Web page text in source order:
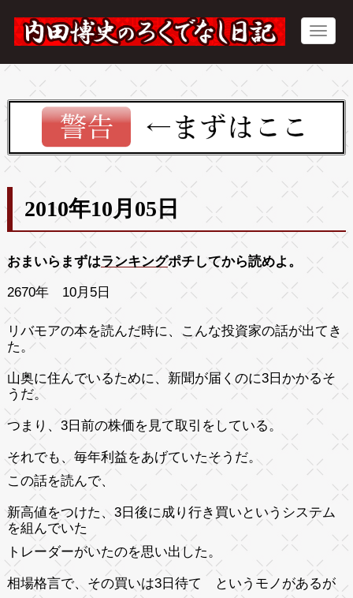
2010年10月05日
おまいらまずはランキングポチしてから読めよ。
2670年 10月5日
リバモアの本を読んだ時に、こんな投資家の話が出てき
た。
山奥に住んでいるために、新聞が届くのに3日かかるそ
うだ。
つまり、3日前の株価を見て取引をしている。
それでも、毎年利益をあげていたそうだ。
この話を読んで、
新高値をつけた、3日後に成り行き買いというシステム
を組んでいた
トレーダーがいたのを思い出した。
相場格言で、その買いは3日待て というモノがあるが